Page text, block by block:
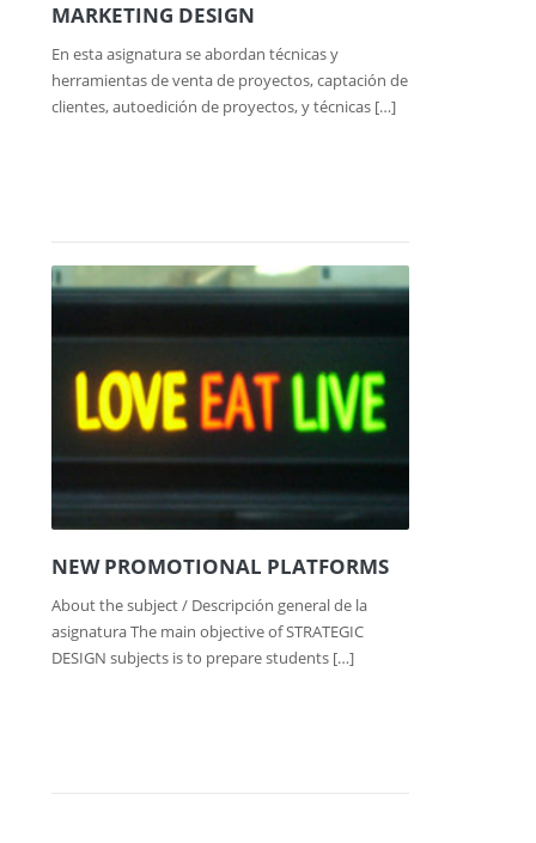
MARKETING DESIGN
En esta asignatura se abordan técnicas y
herramientas de venta de proyectos, captación de
clientes, autoedición de proyectos, y técnicas […]
NEW PROMOTIONAL PLATFORMS
About the subject / Descripción general de la
asignatura The main objective of STRATEGIC
DESIGN subjects is to prepare students […]